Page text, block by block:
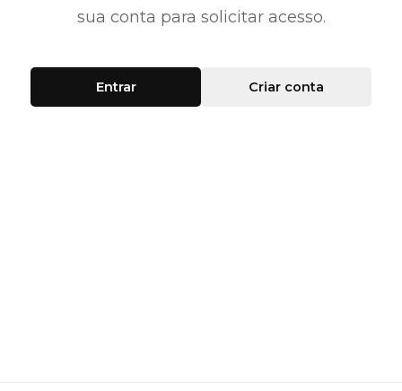
sua conta para solicitar acesso.
Entrar Criar conta